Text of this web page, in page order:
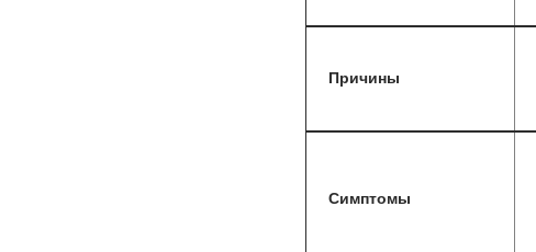
Причины
Симптомы